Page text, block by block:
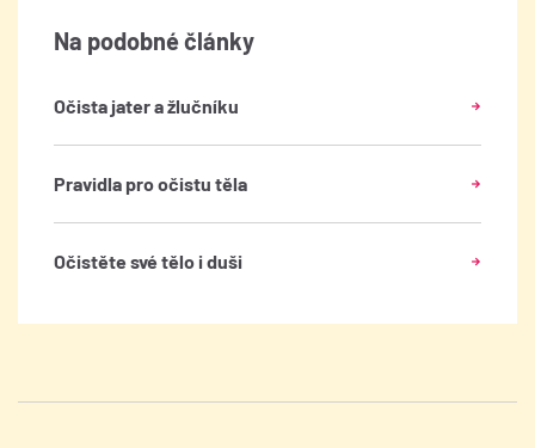
Na podobné články
Očista jater a žlučníku
Pravidla pro očistu těla
Očistěte své tělo i duši